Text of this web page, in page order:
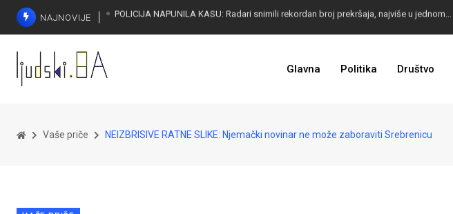
NAJNOVIJE KO JE KOGA ISTJERAO IZ BUGOJNA: Vučić demantirao Budimira, zašto šuti MUP SBK?
Glavna Politika Društvo
Vaše priče NEIZBRISIVE RATNE SLIKE: Njemački novinar ne može zaboraviti Srebrenicu